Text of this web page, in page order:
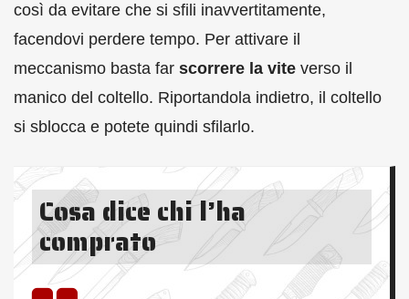
così da evitare che si sfili inavvertitamente,
facendovi perdere tempo. Per attivare il
meccanismo basta far scorrere la vite verso il
manico del coltello. Riportandola indietro, il coltello
si sblocca e potete quindi sfilarlo.
Cosa dice chi l’ha
comprato